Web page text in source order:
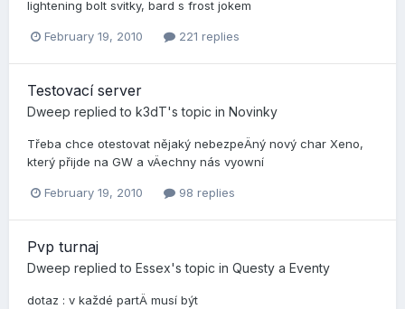
lightening bolt svitky, bard s frost jokem
February 19, 2010 221 replies
Testovací­ server
Dweep replied to k3dT's topic in Novinky
Třeba chce otestovat nějaký nebezpeÄný nový char Xeno,
který přijde na GW a vÄechny nás vyowní­
February 19, 2010 98 replies
Pvp turnaj
Dweep replied to Essex's topic in Questy a Eventy
dotaz : v každé partÄ musí­ být